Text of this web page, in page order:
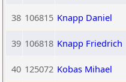
38 106815 Knapp Daniel
39 106818 Knapp Friedrich
40 125072 Kobas Mihael